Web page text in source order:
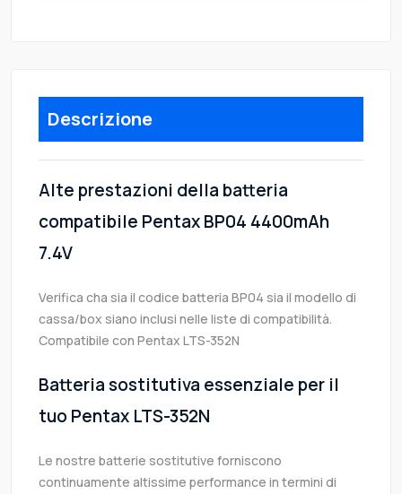
Descrizione
Alte prestazioni della batteria
compatibile Pentax BP04 4400mAh
7.4V
Verifica cha sia il codice batteria BP04 sia il modello di
cassa/box siano inclusi nelle liste di compatibilità.
Compatibile con Pentax LTS-352N
Batteria sostitutiva essenziale per il
tuo Pentax LTS-352N
Le nostre batterie sostitutive forniscono
continuamente altissime performance in termini di